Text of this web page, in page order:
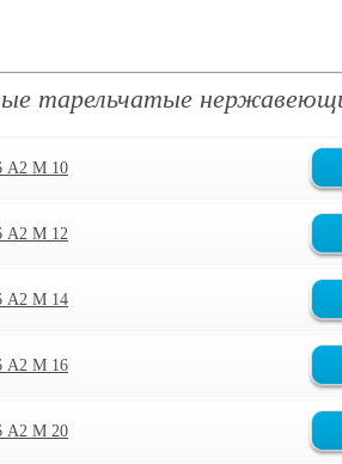
тарельчатые
А2 M 10
А2 M 12
А2 M 14
А2 M 16
А2 M 20